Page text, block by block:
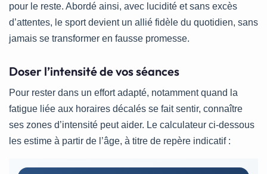
pour le reste. Abordé ainsi, avec lucidité et sans excès
d’attentes, le sport devient un allié fidèle du quotidien, sans
jamais se transformer en fausse promesse.
Doser l’intensité de vos séances
Pour rester dans un effort adapté, notamment quand la
fatigue liée aux horaires décalés se fait sentir, connaître
ses zones d’intensité peut aider. Le calculateur ci-dessous
les estime à partir de l’âge, à titre de repère indicatif :